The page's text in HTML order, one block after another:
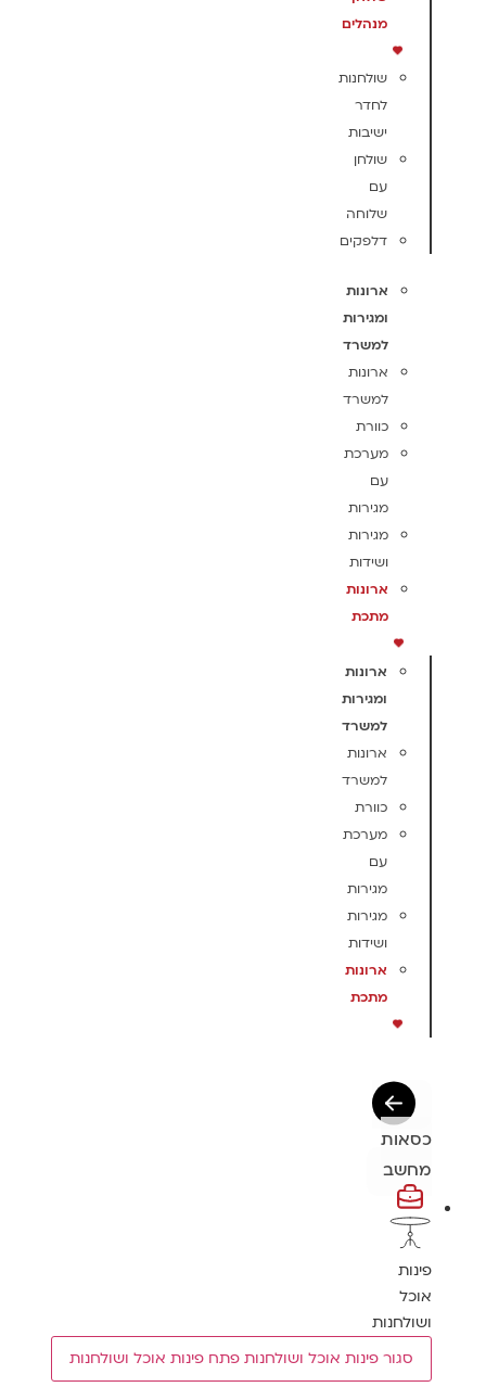
מנהלים
שולחנות
לחדר
ישיבות
שולחן
עם
שלוחה
דלפקים
ארונות
ומגירות
למשרד
ארונות
למשרד
כוורת
מערכת
עם
מגירות
מגירות
ושידות
ארונות
מתכת
ארונות
ומגירות
למשרד
ארונות
למשרד
כוורת
מערכת
עם
מגירות
מגירות
ושידות
ארונות
מתכת
כסאות
מחשב
פינות
אוכל
ושולחנות
סגור פינות אוכל ושולחנות פתח פינות אוכל ושולחנות